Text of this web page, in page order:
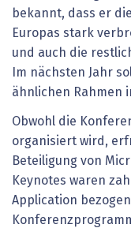
bekannt, dass er
Europas stark
und auch die
Im nächsten Jahr
ähnlichen Rahmen
Obwohl die
organisiert wird,
Beteiligung von
Keynotes waren
Application